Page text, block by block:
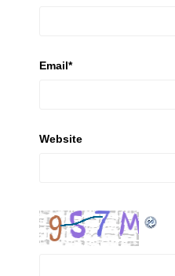
Email*
Website